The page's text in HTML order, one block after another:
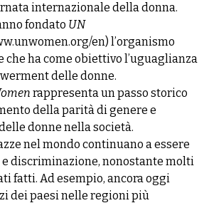
internazionale della donna.
fondato UN
en) l’organismo
che ha come obiettivo l’uguaglianza
delle donne.
rappresenta un passo storico
della parità di genere e
donne nella società.
nel mondo continuano a essere
discriminazione, nonostante molti
fatti. Ad esempio, ancora oggi
dei paesi nelle regioni più